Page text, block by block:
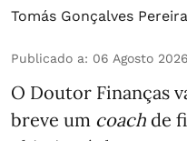
Tomás Gonçalves Pereira
Publicado a: 06 Agosto
O Doutor Finanças
breve um coach de